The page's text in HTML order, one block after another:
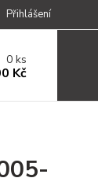
Přihlášení
0ks
Kč